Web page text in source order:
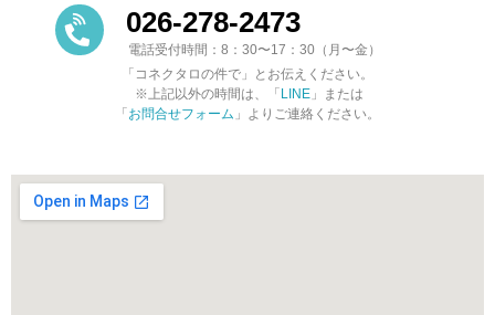
026-278-2473
電話受付時間：8：30〜17：30（月〜金）
「コネクタロの件で」とお伝えください。
※上記以外の時間は、「 LINE 」または
「 お問合せフォーム 」よりご連絡ください。